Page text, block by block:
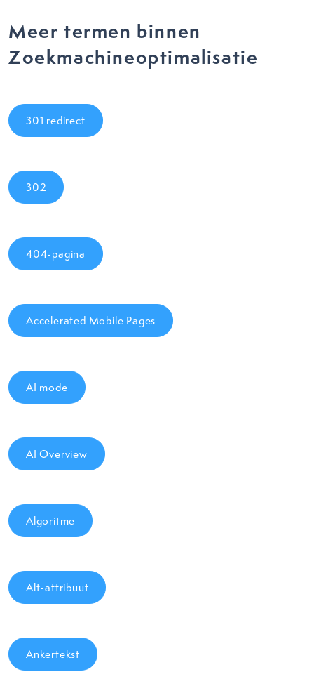
Meer termen binnen
Zoekmachineoptimalisatie
301 redirect
302
404-pagina
Accelerated Mobile Pages
AI mode
AI Overview
Algoritme
Alt-attribuut
Ankertekst